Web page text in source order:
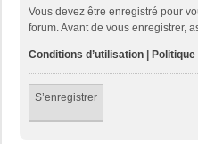
Vous devez être enregistré pour
forum. Avant de vous enregistrer,
Conditions d’utilisation |
S’enregistrer